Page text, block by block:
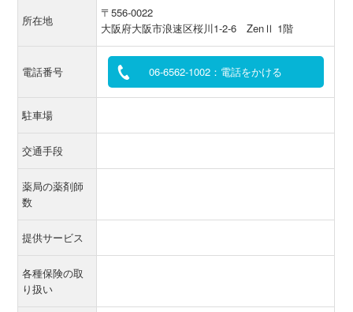
所在地
〒556-0022
大阪府大阪市浪速区桜川1-2-6 ZenⅡ 1階
電話番号 06-6562-1002：電話をかける
駐車場
交通手段
薬局の薬剤師
数
提供サービス
各種保険の取
り扱い